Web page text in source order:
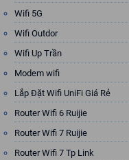
Wifi 5G
Wifi Outdor
Wifi Up Trần
Modem wifi
Lắp Đặt Wifi UniFi Giá Rẻ
Router Wifi 6 Ruijie
Router Wifi 7 Ruijie
Router Wifi 7 Tp Link